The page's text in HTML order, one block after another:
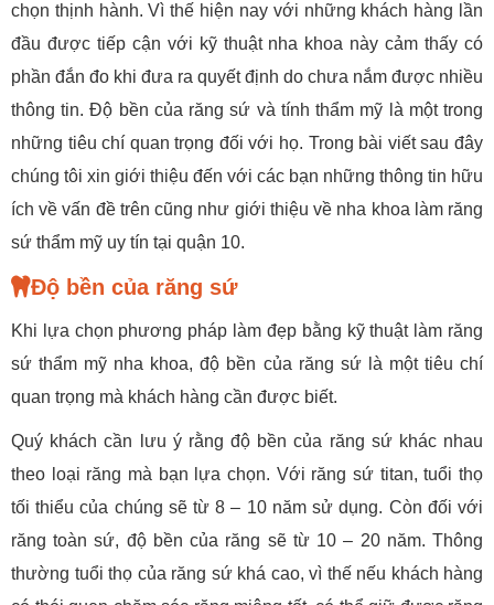
chọn thịnh hành. Vì thế hiện nay với những khách hàng lần
đầu được tiếp cận với kỹ thuật nha khoa này cảm thấy có
phần đắn đo khi đưa ra quyết định do chưa nắm được nhiều
thông tin. Độ bền của răng sứ và tính thẩm mỹ là một trong
những tiêu chí quan trọng đối với họ. Trong bài viết sau đây
chúng tôi xin giới thiệu đến với các bạn những thông tin hữu
ích về vấn đề trên cũng như giới thiệu về nha khoa làm răng
sứ thẩm mỹ uy tín tại quận 10.
Độ bền của răng sứ
Khi lựa chọn phương pháp làm đẹp bằng kỹ thuật làm răng
sứ thẩm mỹ nha khoa, độ bền của răng sứ là một tiêu chí
quan trọng mà khách hàng cần được biết.
Quý khách cần lưu ý rằng độ bền của răng sứ khác nhau
theo loại răng mà bạn lựa chọn. Với răng sứ titan, tuổi thọ
tối thiểu của chúng sẽ từ 8 – 10 năm sử dụng. Còn đối với
răng toàn sứ, độ bền của răng sẽ từ 10 – 20 năm. Thông
thường tuổi thọ của răng sứ khá cao, vì thế nếu khách hàng